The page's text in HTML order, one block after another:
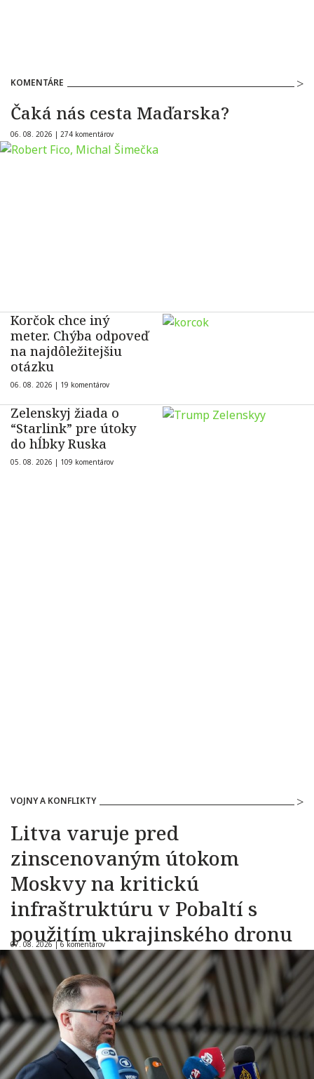
KOMENTÁRE
Čaká nás cesta Maďarska?
06. 08. 2026 | 274 komentárov
Korčok chce iný
meter. Chýba odpoveď
na najdôležitejšiu
otázku
06. 08. 2026 | 19 komentárov
Zelenskyj žiada o
“Starlink” pre útoky
do hĺbky Ruska
05. 08. 2026 | 109 komentárov
VOJNY A KONFLIKTY
Litva varuje pred
zinscenovaným útokom
Moskvy na kritickú
infraštruktúru v Pobaltí s
použitím ukrajinského dronu
07. 08. 2026 |6 komentárov